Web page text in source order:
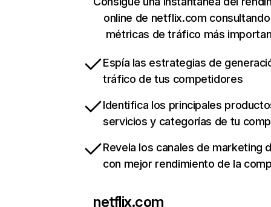
online de netflix.com
métricas de tráfico más
Espía las estrategias de
tráfico de tus competidores
Identifica los principales
servicios y categorías de tu
Revela los canales de marketing
con mejor rendimiento de la
netflix.com